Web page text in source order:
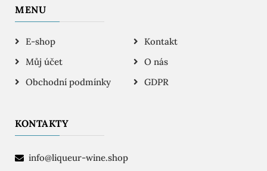
MENU
E-shop
Kontakt
Můj účet
O nás
Obchodní podmínky
GDPR
KONTAKTY
info@liqueur-wine.shop